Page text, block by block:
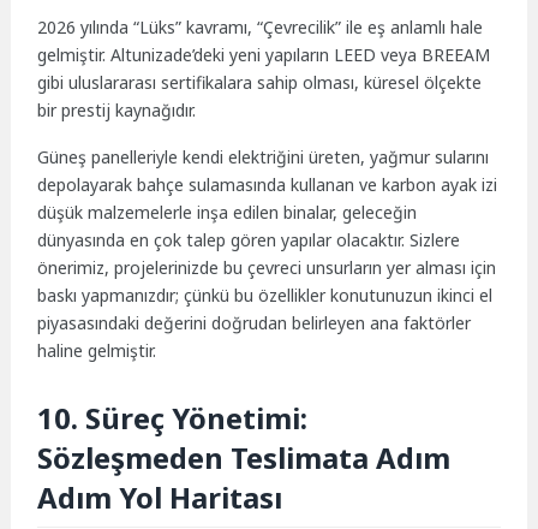
2026 yılında “Lüks” kavramı, “Çevrecilik” ile eş anlamlı hale
gelmiştir. Altunizade’deki yeni yapıların LEED veya BREEAM
gibi uluslararası sertifikalara sahip olması, küresel ölçekte
bir prestij kaynağıdır.
Güneş panelleriyle kendi elektriğini üreten, yağmur sularını
depolayarak bahçe sulamasında kullanan ve karbon ayak izi
düşük malzemelerle inşa edilen binalar, geleceğin
dünyasında en çok talep gören yapılar olacaktır. Sizlere
önerimiz, projelerinizde bu çevreci unsurların yer alması için
baskı yapmanızdır; çünkü bu özellikler konutunuzun ikinci el
piyasasındaki değerini doğrudan belirleyen ana faktörler
haline gelmiştir.
10. Süreç Yönetimi:
Sözleşmeden Teslimata Adım
Adım Yol Haritası